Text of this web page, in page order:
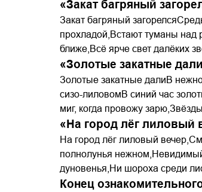
«Закат багряный
Закат багряный
прохладой,Встают туманы над
ближе,Всё ярче свет далёких
«Золотые закатные
Золотые закатные далиВ
сизо-лиловомВ синий час
миг, когда провожу
«На город лёг лиловый
На город лёг лиловый
полнолунья
дуновенья,Ни шороха среди
Конец